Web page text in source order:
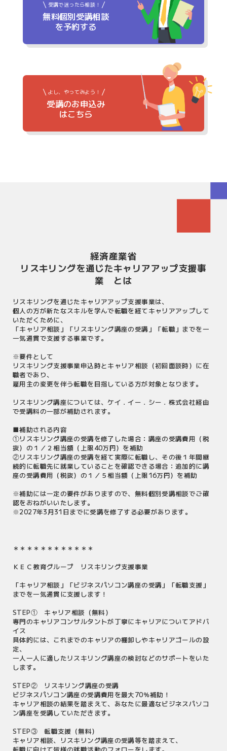
受講で迷ったら相談！
無料個別受講相談
を予約する
よし、やってみよう！
受講のお申込み
はこちら
経済産業省
リスキリングを通じたキャリアアップ支援事
業 とは
リスキリングを通じたキャリアアップ支援事業は、
個人の方が新たなスキルを学んで転職を経てキャリアアップして
いただくために、
「キャリア相談」「リスキリング講座の受講」「転職」までを一
一気通貫で支援する事業です。
※要件として
リスキリング支援事業申込時とキャリア相談（初回面談時）に在
職者であり、
雇用主の変更を伴う転職を目指している方が対象となります。
リスキリング講座については、ケイ．イー．シー．株式会社経由
で受講料の一部が補助されます。
■補助される内容
①リスキリング講座の受講を修了した場合：講座の受講費用（税
抜）の１／２相当額（上限40万円）を補助
②リスキリング講座の受講を経て実際に転職し、その後１年間継
続的に転職先に就業していることを確認できる場合：追加的に講
座の受講費用（税抜）の１／５相当額（上限16万円）を補助
※補助には一定の要件がありますので、無料個別受講相談でご確
認をおねがいいたします。
※2027年3月31日までに受講を修了する必要があります。
＊＊＊＊＊＊＊＊＊＊＊＊
ＫＥＣ教育グループ リスキリング支援事業
「キャリア相談」「ビジネスパソコン講座の受講」「転職支援」
までを一気通貫に支援します！
STEP① キャリア相談（無料）
専門のキャリアコンサルタントが丁寧にキャリアについてアドバ
イス
具体的には、これまでのキャリアの棚卸しやキャリアゴールの設
定、
一人一人に適したリスキリング講座の検討などのサポートをいた
します。
STEP② リスキリング講座の受講
ビジネスパソコン講座の受講費用を最大70％補助！
キャリア相談の結果を踏まえて、あなたに最適なビジネスパソコ
ン講座を受講していただきます。
STEP③ 転職支援（無料）
キャリア相談、リスキリング講座の受講等を踏まえて、